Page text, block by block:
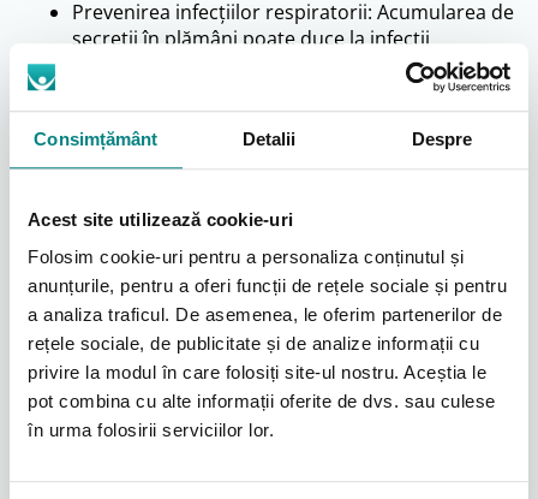
Consimțământ Detalii Despre
Acest site utilizează cookie-uri
Folosim cookie-uri pentru a personaliza conținutul și
anunțurile, pentru a oferi funcții de rețele sociale și pentru
a analiza traficul. De asemenea, le oferim partenerilor de
rețele sociale, de publicitate și de analize informații cu
privire la modul în care folosiți site-ul nostru. Aceștia le
pot combina cu alte informații oferite de dvs. sau culese
în urma folosirii serviciilor lor.
Prevenirea infecțiilor respiratorii: Acumularea de
secreții în plămâni poate duce la infecții
respiratorii. Aparatele de tuse asistată ajută la
Îmbunătățirea calității vieții: Prin facilitarea
respirației și reducerea complicațiilor, aceste
aparate contribuie la îmbunătățirea calității vieții
Cum funcționează aparatele de tuse
asistată?
Aparatele de tuse asistată utilizează o combinație de
presiune pozitivă și negativă pentru a simula o tuse
naturală. Acestea insuflă aer în plămâni, creând o
presiune pozitivă, apoi îl extrag rapid, creând o
presiune negativă. Această acțiune ajută la